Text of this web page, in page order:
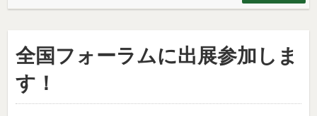
全国フォーラムに出展参加しま
す！